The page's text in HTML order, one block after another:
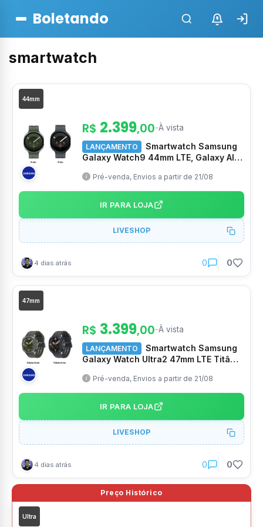
Boletando $
smartwatch
44mm
R$ 2.399,00-À vista
LANÇAMENTO
Smartwatch Samsung
Galaxy Watch9 44mm LTE, Galaxy AI,
Pré-venda, Envios a partir de 21/08
IR PARA LOJA
LIVESHOP
4 dias atrás 0
0
47mm
R$ 3.399,00-À vista
LANÇAMENTO
Smartwatch Samsung
Galaxy Watch Ultra2 47mm LTE Titânio
L715FZKPZTO
Pré-venda, Envios a partir de 21/08
IR PARA LOJA
LIVESHOP
4 dias atrás 0
0
Ultra